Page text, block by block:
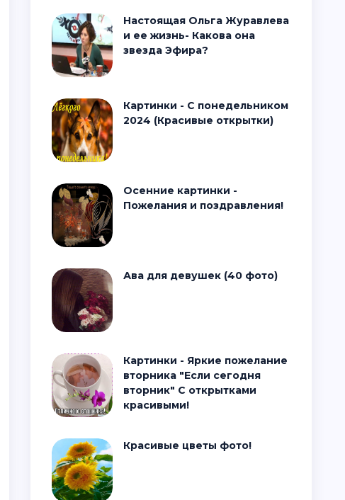
Настоящая Ольга Журавлева
и ее жизнь- Какова она
звезда Эфира?
Картинки - С понедельником
2024 (Красивые открытки)
Осенние картинки -
Пожелания и поздравления!
Ава для девушек (40 фото)
Картинки - Яркие пожелание
вторника "Если сегодня
вторник" С открытками
красивыми!
Красивые цветы фото!